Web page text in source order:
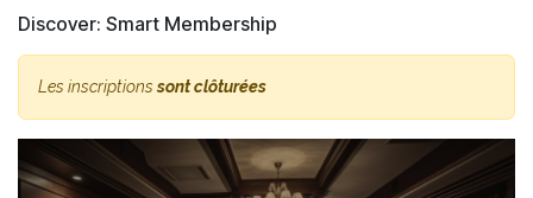
Discover: Smart Membership
Les inscriptionssont clôturées